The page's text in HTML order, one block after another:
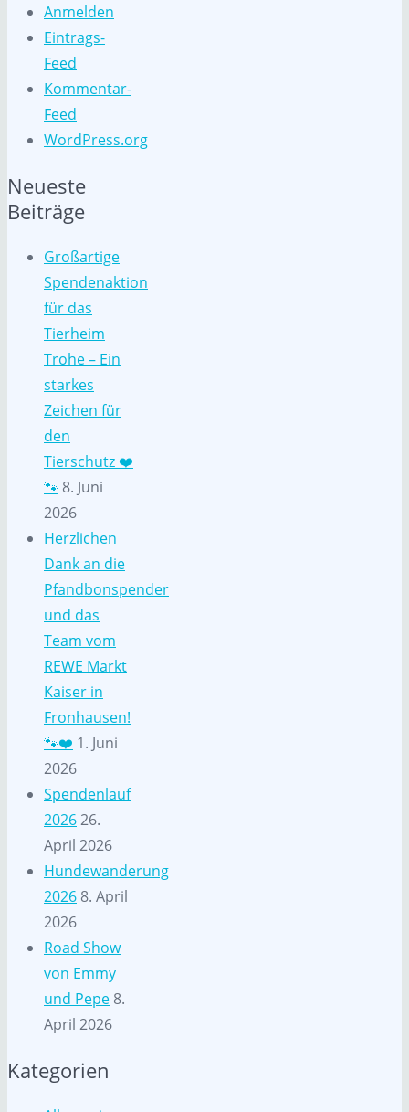
Anmelden
Eintrags-
Feed
Kommentar-
Feed
WordPress.org
Neueste
Beiträge
Großartige
Spendenaktion
für das
Tierheim
Trohe – Ein
starkes
Zeichen für
den
Tierschutz ❤️
🐾 8. Juni
2026
Herzlichen
Dank an die
Pfandbonspender
und das
Team vom
REWE Markt
Kaiser in
Fronhausen!
🐾❤️ 1. Juni
2026
Spendenlauf
202626.
April 2026
Hundewanderung
2026 8. April
2026
Road Show
von Emmy
und Pepe 8.
April 2026
Kategorien